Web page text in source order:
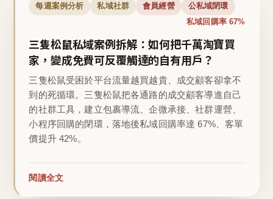
每週案例分析 私域社群 會員經營 公私域閉環
私域回購率 67%
三隻松鼠私域案例拆解：如何把千萬淘寶買
家，變成免費可反覆觸達的自有用戶？
三隻松鼠受困於平台流量越買越貴、成交顧客卻拿不
到的死循環。三隻松鼠把各通路的成交顧客導進自己
的社群工具，建立包裹導流、企微承接、社群運營、
小程序回購的閉環，落地後私域回購率達 67%、客單
價提升 42%。
閱讀全文